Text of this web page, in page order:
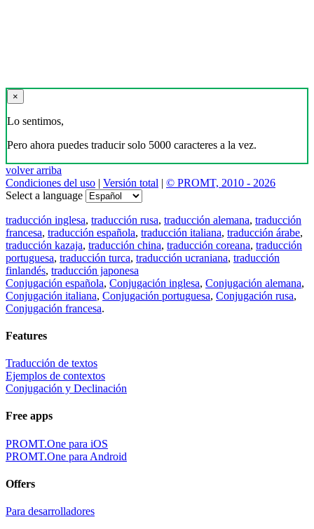
×
Lo sentimos,
Pero ahora puedes traducir solo 5000 caracteres a la vez.
volver arriba
Condiciones del uso | Versión total | © PROMT, 2010 - 2026
Select a language
traducción inglesa, traducción rusa, traducción alemana, traducción
francesa, traducción española, traducción italiana, traducción árabe,
traducción kazaja, traducción china, traducción coreana, traducción
portuguesa, traducción turca, traducción ucraniana, traducción
finlandés, traducción japonesa
Conjugación española, Conjugación inglesa, Conjugación alemana,
Conjugación italiana, Conjugación portuguesa, Conjugación rusa,
Conjugación francesa.
Features
Traducción de textos
Ejemplos de contextos
Conjugación y Declinación
Free apps
PROMT.One para iOS
PROMT.One para Android
Offers
Para desarrolladores